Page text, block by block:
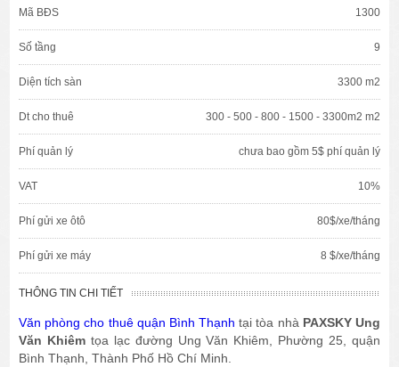
Mã BĐS 1300
Số tầng 9
Diện tích sàn 3300 m2
Dt cho thuê 300 - 500 - 800 - 1500 - 3300m2 m2
Phí quản lý chưa bao gồm 5$ phí quản lý
VAT 10%
Phí gửi xe ôtô 80$/xe/tháng
Phí gửi xe máy 8 $/xe/tháng
THÔNG TIN CHI TIẾT
Văn phòng cho thuê quận Bình Thạnh tại tòa nhà PAXSKY Ung
Văn Khiêm tọa lạc đường Ung Văn Khiêm, Phường 25, quận
Bình Thạnh, Thành Phố Hồ Chí Minh.